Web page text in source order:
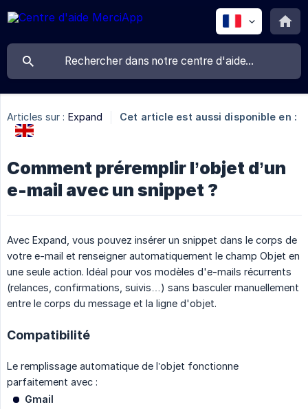
Articles sur : Expand Cet article est aussi disponible en :
Comment préremplir l’objet d’un
e-mail avec un snippet ?
Avec Expand, vous pouvez insérer un snippet dans le corps de
votre e-mail et renseigner automatiquement le champ Objet en
une seule action. Idéal pour vos modèles d'e-mails récurrents
(relances, confirmations, suivis…) sans basculer manuellement
entre le corps du message et la ligne d'objet.
Compatibilité
Le remplissage automatique de l’objet fonctionne
parfaitement avec :
Gmail